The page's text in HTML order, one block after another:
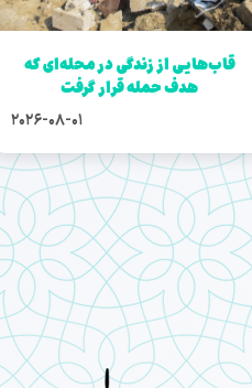
قاب‌هایی از زندگی در محله‌ای که
هدف حمله قرار گرفت
2026-08-01